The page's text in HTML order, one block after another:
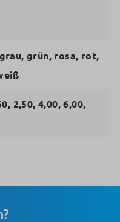
grün, rosa, rot,
2,50, 4,00, 6,00,